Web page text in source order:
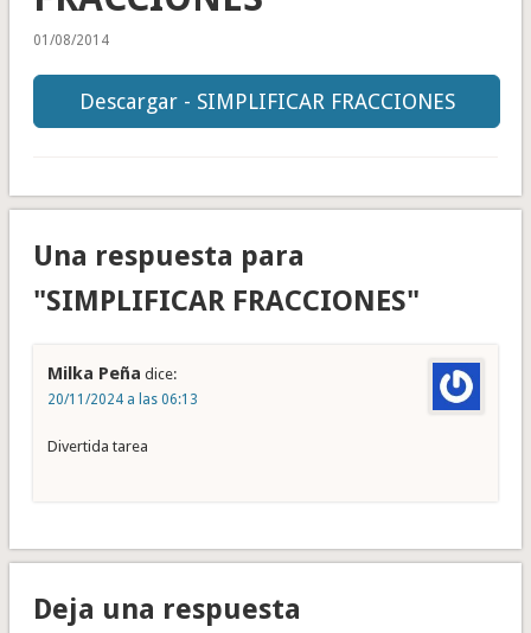
01/08/2014
Descargar - SIMPLIFICAR FRACCIONES
Una respuesta para
"SIMPLIFICAR FRACCIONES"
Milka Peña dice:
20/11/2024 a las 06:13
Divertida tarea
Deja una respuesta